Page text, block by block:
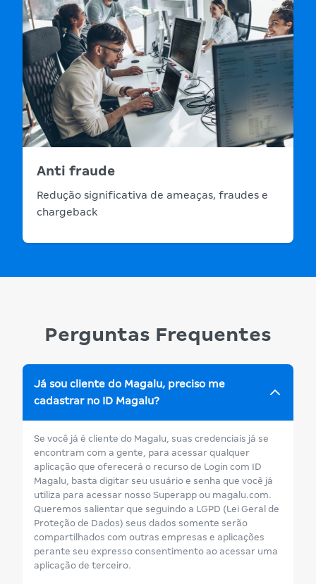
Anti fraude
Redução significativa de ameaças, fraudes e
chargeback
Perguntas Frequentes
Já sou cliente do Magalu, preciso me
cadastrar no ID Magalu?
Se você já é cliente do Magalu, suas credenciais já se
encontram com a gente, para acessar qualquer
aplicação que oferecerá o recurso de Login com ID
Magalu, basta digitar seu usuário e senha que você já
utiliza para acessar nosso Superapp ou magalu.com.
Queremos salientar que seguindo a LGPD (Lei Geral de
Proteção de Dados) seus dados somente serão
compartilhados com outras empresas e aplicações
perante seu expresso consentimento ao acessar uma
aplicação de terceiro.